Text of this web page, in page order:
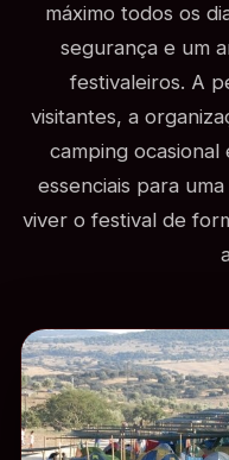
máximo todos os
segurança e um
festivaleiros. A
visitantes, a
camping ocasional
essenciais para
viver o festival de